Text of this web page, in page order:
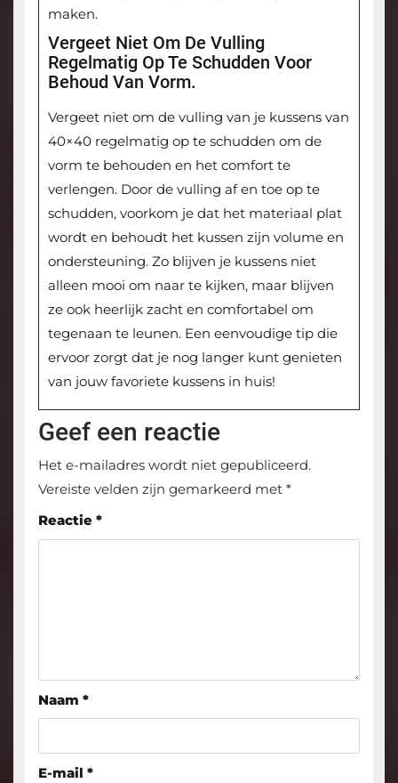
maken.
Vergeet Niet Om De Vulling
Regelmatig Op Te Schudden Voor
Behoud Van Vorm.
Vergeet niet om de vulling van je kussens van
40×40 regelmatig op te schudden om de
vorm te behouden en het comfort te
verlengen. Door de vulling af en toe op te
schudden, voorkom je dat het materiaal plat
wordt en behoudt het kussen zijn volume en
ondersteuning. Zo blijven je kussens niet
alleen mooi om naar te kijken, maar blijven
ze ook heerlijk zacht en comfortabel om
tegenaan te leunen. Een eenvoudige tip die
ervoor zorgt dat je nog langer kunt genieten
van jouw favoriete kussens in huis!
Geef een reactie
Het e-mailadres wordt niet gepubliceerd.
Vereiste velden zijn gemarkeerd met *
Reactie *
Naam *
E-mail *